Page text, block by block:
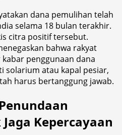
dana pemulihan telah
selama 18 bulan terakhir.
citra positif tersebut.
bahwa rakyat
penggunaan dana
solarium atau kapal pesiar,
harus bertanggung jawab.
Kepercayaan